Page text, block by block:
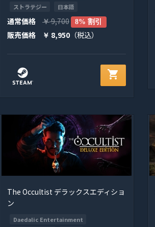
ストラテジー
日本語
通常価格 ￥9,700 8% 割引
販売価格 ￥ 8,950 （税込）
shopping_cart
The Occultist デラックスエディショ
ン
Daedalic Entertainment